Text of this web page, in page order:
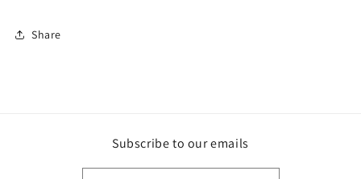
Share
Subscribe to our emails